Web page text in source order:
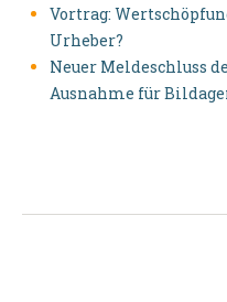
Vortrag:
Urheber?
Neuer Meldeschluss
Ausnahme für